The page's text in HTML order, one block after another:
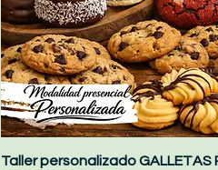
Quick View
Taller personalizado GALLETAS